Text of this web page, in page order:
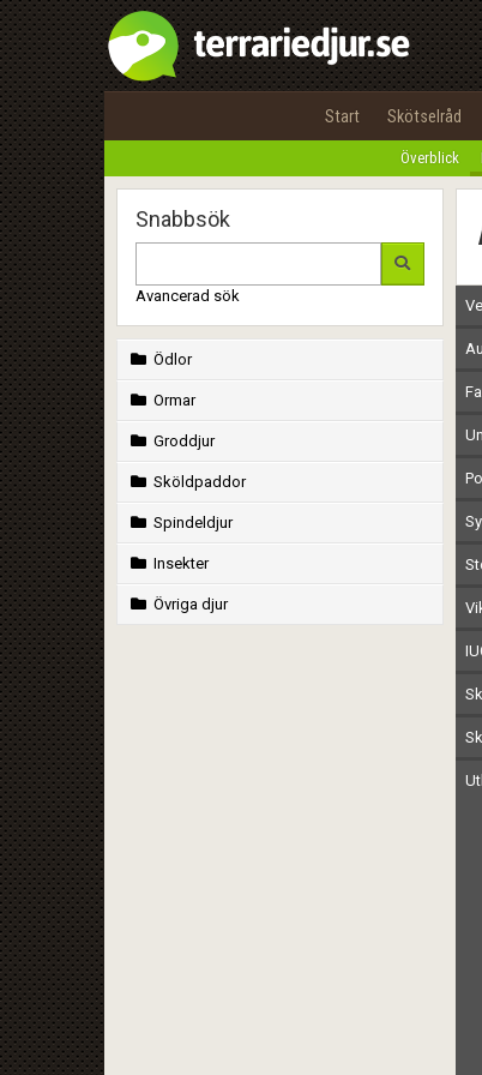
Start Skötselråd
Överblick
Snabbsök
Avancerad sök
Ödlor
Ormar
Groddjur
Sköldpaddor
Spindeldjur
Insekter
Övriga djur